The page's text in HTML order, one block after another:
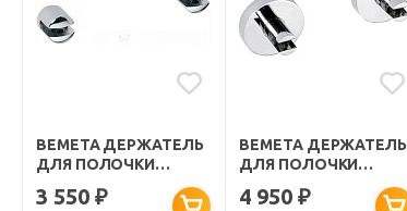
BEMETA ДЕРЖАТЕЛЬ
ДЛЯ ПОЛОЧКИ
3 550₽
BEMETA ДЕРЖАТЕЛЬ
ДЛЯ ПОЛОЧКИ
4 950₽